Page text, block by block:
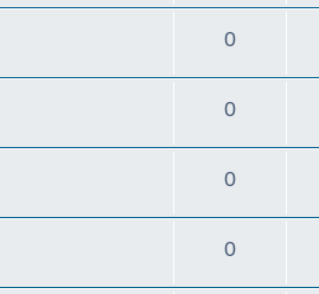
覆
0回
覆
0回
覆
0回
覆
0回